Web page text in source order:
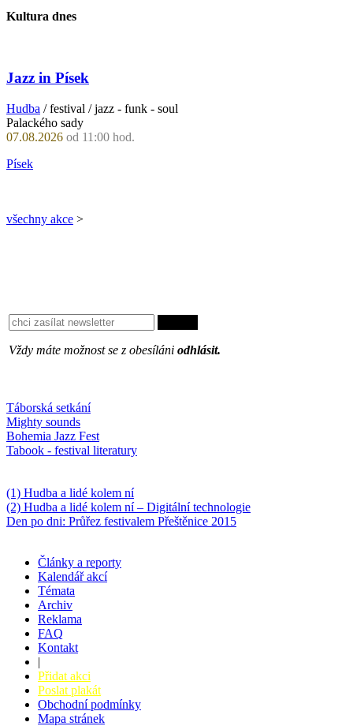
Kultura dnes
Jazz in Písek
Hudba / festival / jazz - funk - soul
Palackého sady
07.08.2026 od 11:00 hod.
Písek
všechny akce >
Vždy máte možnost se z obesíláni odhlásit.
Táborská setkání
Mighty sounds
Bohemia Jazz Fest
Tabook - festival literatury
(1) Hudba a lidé kolem ní
(2) Hudba a lidé kolem ní – Digitální technologie
Den po dni: Průřez festivalem Přeštěnice 2015
Články a reporty
Kalendář akcí
Témata
Archiv
Reklama
FAQ
Kontakt
|
Přidat akci
Poslat plakát
Obchodní podmínky
Mapa stránek